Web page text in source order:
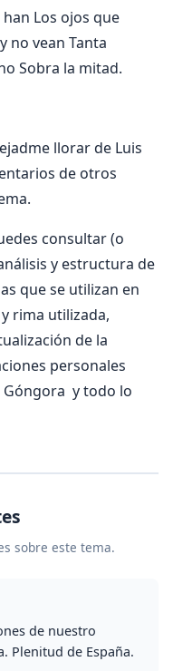
Los ojos que
no vean Tanta
Sobra la mitad.
llorar de Luis
de otros
consultar (o
y estructura de
que se utilizan en
rima utilizada,
de la
personales
Góngora y todo lo
sobre este tema.
de nuestro
Plenitud de España.